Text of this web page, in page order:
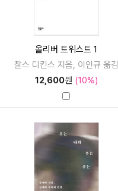
올리버 트위스트 1
찰스 디킨스 지음, 이인규 옮김
12,600원 (10%)